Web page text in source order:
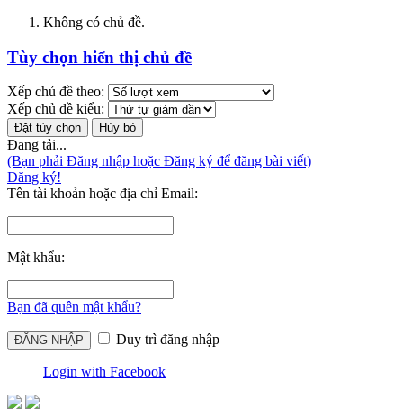
Không có chủ đề.
Tùy chọn hiển thị chủ đề
Xếp chủ đề theo:
Xếp chủ đề kiểu:
Đang tải...
(Bạn phải Đăng nhập hoặc Đăng ký để đăng bài viết)
Đăng ký!
Tên tài khoản hoặc địa chỉ Email:
Mật khẩu:
Bạn đã quên mật khẩu?
Duy trì đăng nhập
Login with Facebook